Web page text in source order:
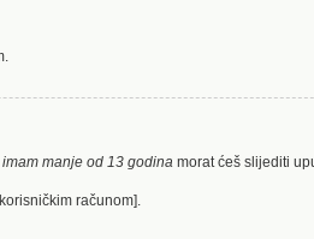
manje od 13 godina morat ćeš slijediti
računom].